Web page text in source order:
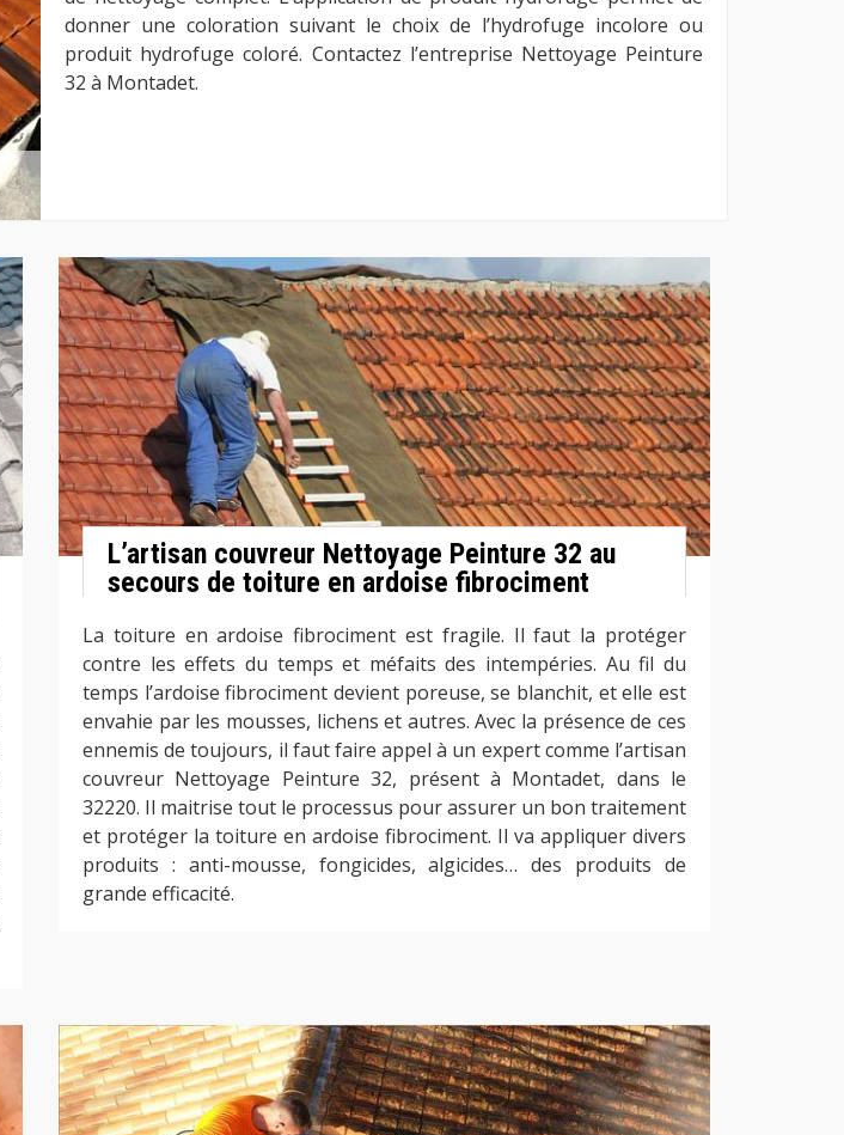
donner une coloration suivant le choix de l’hydrofuge incolore ou
produit hydrofuge coloré. Contactez l’entreprise Nettoyage Peinture
32 à Montadet.
L’artisan couvreur Nettoyage Peinture 32 au
secours de toiture en ardoise fibrociment
La toiture en ardoise fibrociment est fragile. Il faut la protéger
contre les effets du temps et méfaits des intempéries. Au fil du
temps l’ardoise fibrociment devient poreuse, se blanchit, et elle est
envahie par les mousses, lichens et autres. Avec la présence de ces
ennemis de toujours, il faut faire appel à un expert comme l’artisan
couvreur Nettoyage Peinture 32, présent à Montadet, dans le
32220. Il maitrise tout le processus pour assurer un bon traitement
et protéger la toiture en ardoise fibrociment. Il va appliquer divers
produits : anti-mousse, fongicides, algicides… des produits de
grande efficacité.